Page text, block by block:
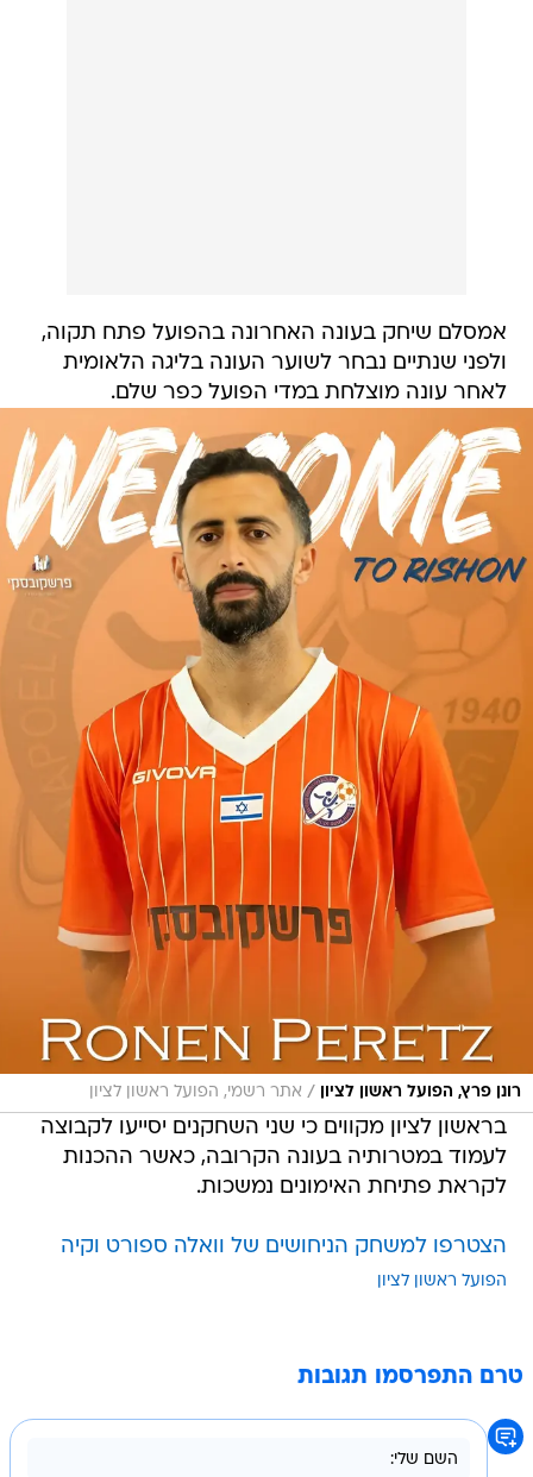
אמסלם שיחק בעונה האחרונה בהפועל פתח תקוה,
ולפני שנתיים נבחר לשוער העונה בליגה הלאומית
לאחר עונה מוצלחת במדי הפועל כפר שלם.
רונן פרץ, הפועל ראשון לציון / אתר רשמי, הפועל ראשון לציון
בראשון לציון מקווים כי שני השחקנים יסייעו לקבוצה
לעמוד במטרותיה בעונה הקרובה, כאשר ההכנות
לקראת פתיחת האימונים נמשכות.
הצטרפו למשחק הניחושים של וואלה ספורט וקיה
הפועל ראשון לציון
טרם התפרסמו תגובות